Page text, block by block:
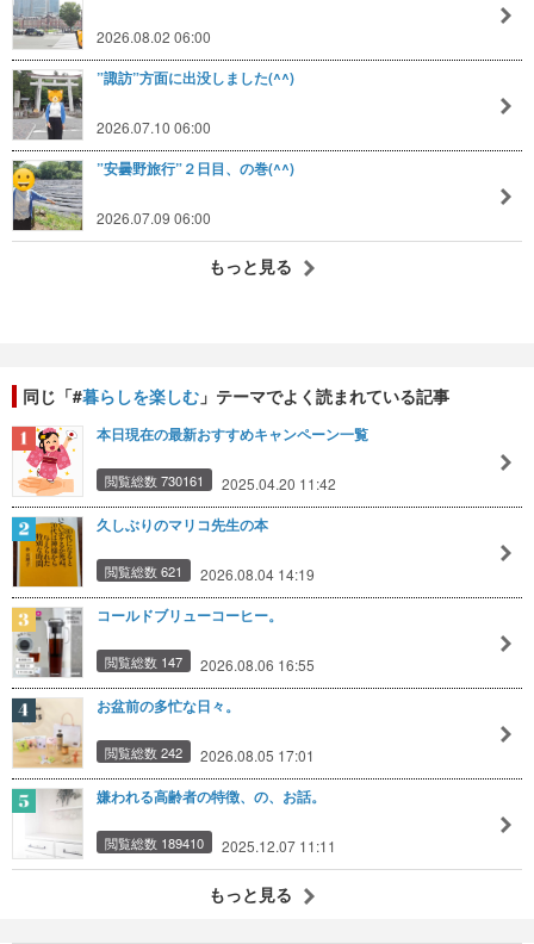
2026.08.02 06:00
”諏訪”方面に出没しました(^^)
2026.07.10 06:00
”安曇野旅行”２日目、の巻(^^)
2026.07.09 06:00
もっと見る
同じ「#暮らしを楽しむ 」テーマでよく読まれている記事
本日現在の最新おすすめキャンペーン一覧
閲覧総数 730161 2025.04.20 11:42
久しぶりのマリコ先生の本
閲覧総数 621 2026.08.04 14:19
コールドブリューコーヒー。
閲覧総数 147 2026.08.06 16:55
お盆前の多忙な日々。
閲覧総数 242 2026.08.05 17:01
嫌われる高齢者の特徴、の、お話。
閲覧総数 189410 2025.12.07 11:11
もっと見る